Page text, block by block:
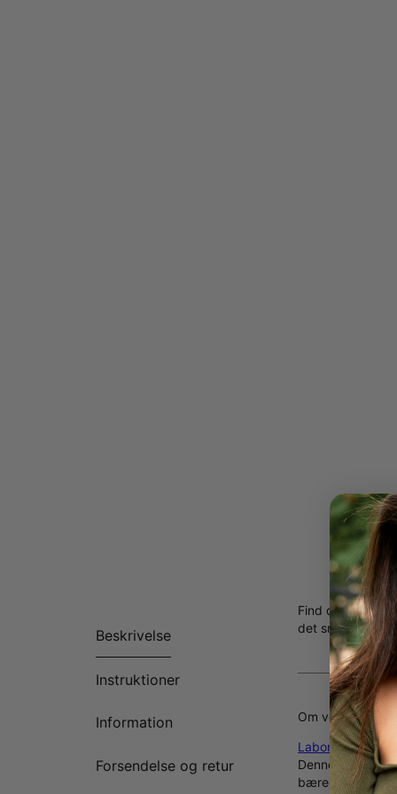
Beskrivelse
Instruktioner
Information
Forsendelse og retur
Find den
det smykke der
Om vores
Denne
bæredygtigt